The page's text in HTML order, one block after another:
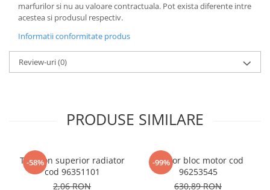
marfurilor si nu au valoare contractuala. Pot exista diferente intre
acestea si produsul respectiv.
Informatii conformitate produs
Review-uri(0)
PRODUSE SIMILARE
-58%
Tampon superior radiator
cod 96351101
2,06 RON
-99%
Senzor bloc motor cod
96253545
630,89 RON